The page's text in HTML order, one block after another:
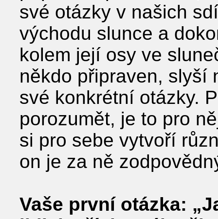
své otázky v našich
východu slunce a
kolem její osy ve
někdo připraven, slyší
své konkrétní otázky.
porozumět, je to pro
si pro sebe vytvoří
on je za ně
Vaše první otázka: